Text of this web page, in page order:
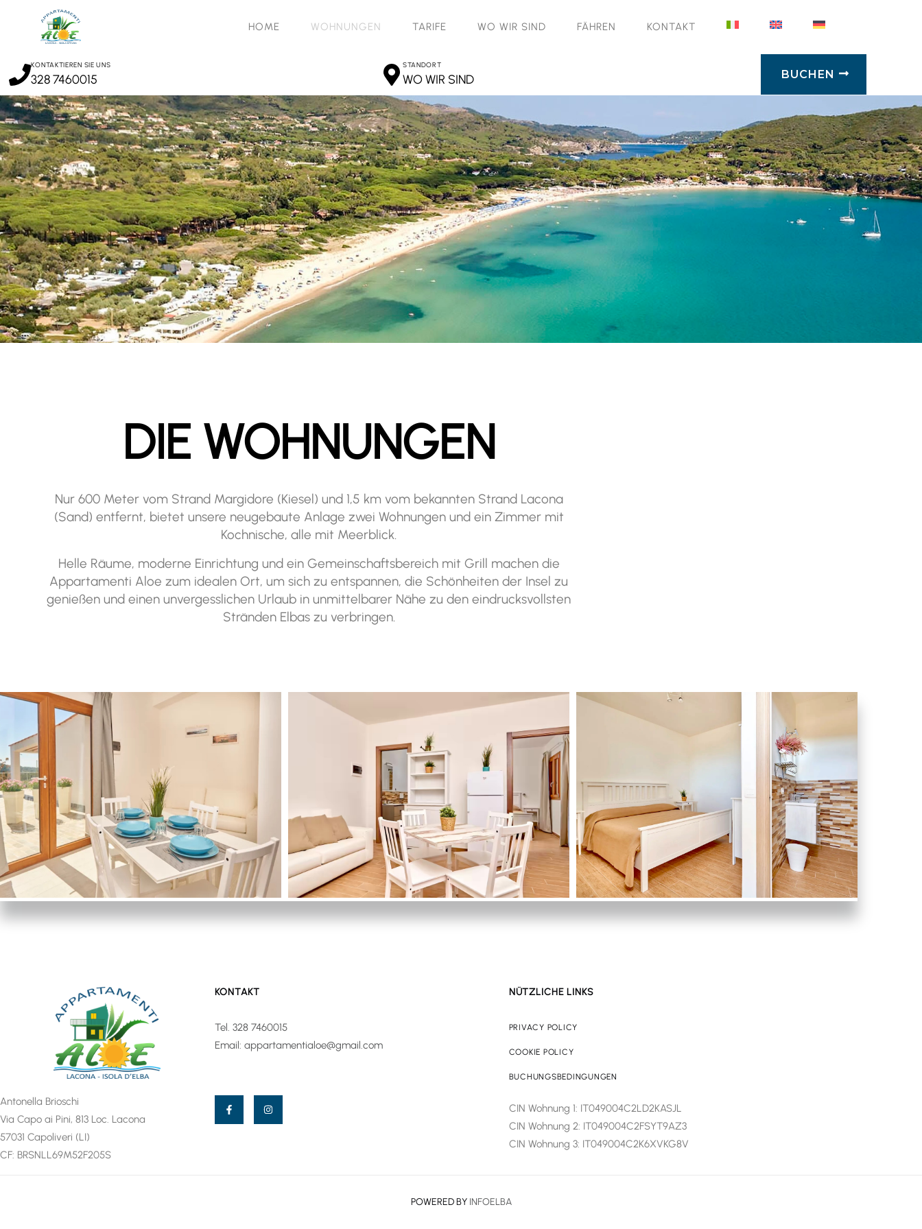
HOME WOHNUNGEN TARIFE WO WIR SIND FÄHREN KONTAKT
KONTAKTIEREN SIE UNS
328 7460015
STANDORT
WO WIR SIND BUCHEN
DIE WOHNUNGEN
Nur 600 Meter vom Strand Margidore (Kiesel) und 1,5 km vom bekannten Strand Lacona
(Sand) entfernt, bietet unsere neugebaute Anlage zwei Wohnungen und ein Zimmer mit
Kochnische, alle mit Meerblick.
Helle Räume, moderne Einrichtung und ein Gemeinschaftsbereich mit Grill machen die
Appartamenti Aloe zum idealen Ort, um sich zu entspannen, die Schönheiten der Insel zu
genießen und einen unvergesslichen Urlaub in unmittelbarer Nähe zu den eindrucksvollsten
Stränden Elbas zu verbringen.
Antonella Brioschi
Via Capo ai Pini, 813 Loc. Lacona
57031 Capoliveri (LI)
CF: BRSNLL69M52F205S
KONTAKT
Tel. 328 7460015
Email: appartamentialoe@gmail.com
NÜTZLICHE LINKS
PRIVACY POLICY
COOKIE POLICY
BUCHUNGSBEDINGUNGEN
CIN Wohnung 1: IT049004C2LD2KASJL
CIN Wohnung 2: IT049004C2FSYT9AZ3
CIN Wohnung 3: IT049004C2K6XVKG8V
POWERED BY INFOELBA